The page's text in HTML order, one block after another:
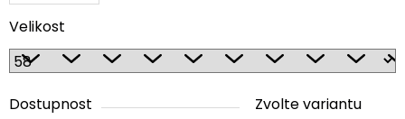
Velikost
Dostupnost
Zvolte variantu